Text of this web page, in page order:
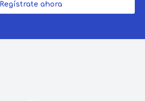
Regístrate ahora